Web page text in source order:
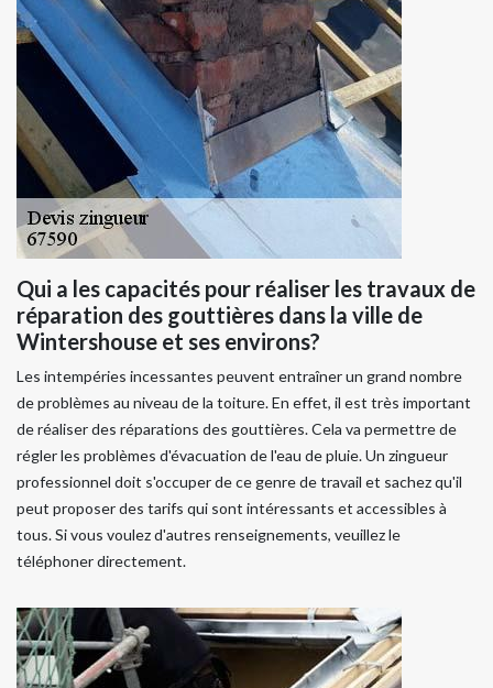
Qui a les capacités pour réaliser les travaux de
réparation des gouttières dans la ville de
Wintershouse et ses environs?
Les intempéries incessantes peuvent entraîner un grand nombre
de problèmes au niveau de la toiture. En effet, il est très important
de réaliser des réparations des gouttières. Cela va permettre de
régler les problèmes d'évacuation de l'eau de pluie. Un zingueur
professionnel doit s'occuper de ce genre de travail et sachez qu'il
peut proposer des tarifs qui sont intéressants et accessibles à
tous. Si vous voulez d'autres renseignements, veuillez le
téléphoner directement.